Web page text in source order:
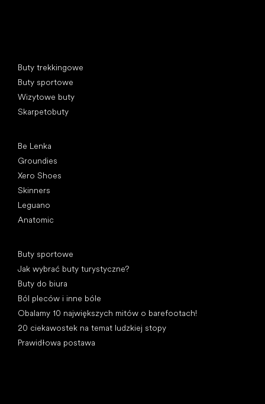
Buty trekkingowe
Buty sportowe
Wizytowe buty
Skarpetobuty
Be Lenka
Groundies
Xero Shoes
Skinners
Leguano
Anatomic
Buty sportowe
Jak wybrać buty turystyczne?
Buty do biura
Ból pleców i inne bóle
Obalamy 10 największych mitów o barefootach!
20 ciekawostek na temat ludzkiej stopy
Prawidłowa postawa